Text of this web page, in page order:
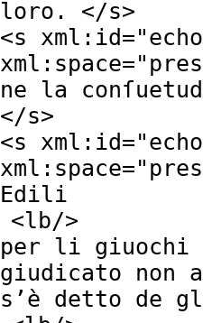
loro. </s>
<s xml:id="
xml:space="
ne la
</s>
<s xml:id="
xml:space="
Edili
<lb/>
per li giuochi
giudicato non
s’è detto de